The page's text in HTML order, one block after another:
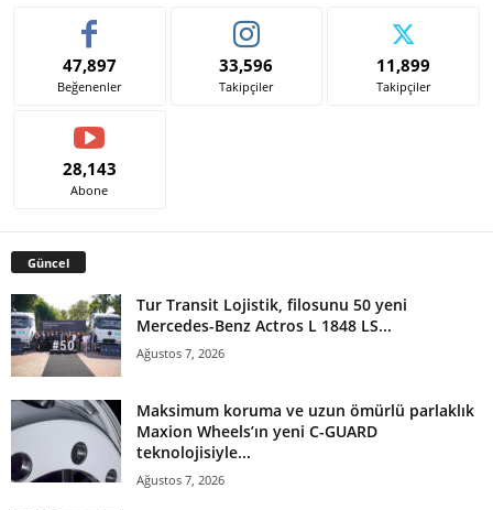
47,897
Beğenenler
33,596
Takipçiler
11,899
Takipçiler
28,143
Abone
Güncel
Tur Transit Lojistik, filosunu 50 yeni
Mercedes-Benz Actros L 1848 LS...
Ağustos 7, 2026
Maksimum koruma ve uzun ömürlü parlaklık
Maxion Wheels’ın yeni C-GUARD
teknolojisiyle...
Ağustos 7, 2026